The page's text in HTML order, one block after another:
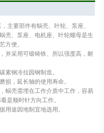
主要部件有蜗壳、叶轮、泵座、
壳、泵座、电机座、叶轮螺母是生
方便。
并采用可锻铸铁、所以强度高，耐
素钢冷拉园钢制造。
损，延长轴的使用寿命。
蜗壳需埋在工作介质中工作，容易
是顺时针方向工作。
用途因地制宜地选用。